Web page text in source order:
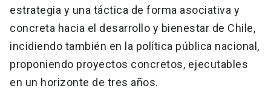
estrategia y una táctica de forma asociativa y
concreta hacia el desarrollo y bienestar de Chile,
incidiendo también en la política pública nacional,
proponiendo proyectos concretos, ejecutables
en un horizonte de tres años.